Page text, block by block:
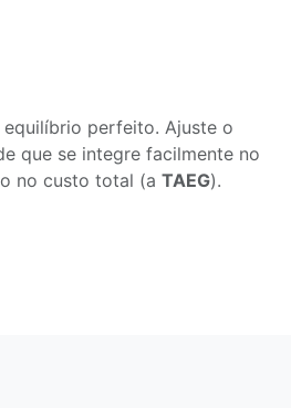
perfeito. Ajuste o
que se integre facilmente no
no custo total (a TAEG).